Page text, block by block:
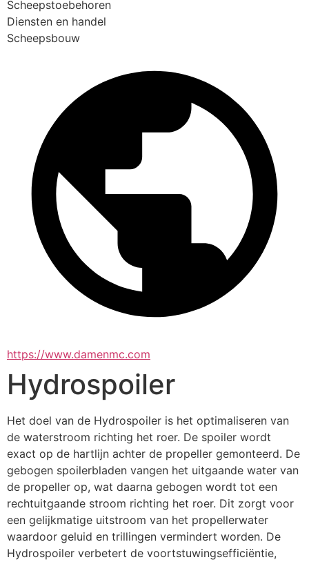
Scheepstoebehoren
Diensten en handel
Scheepsbouw
https://www.damenmc.com
Hydrospoiler
Het doel van de Hydrospoiler is het optimaliseren van
de waterstroom richting het roer. De spoiler wordt
exact op de hartlijn achter de propeller gemonteerd. De
gebogen spoilerbladen vangen het uitgaande water van
de propeller op, wat daarna gebogen wordt tot een
rechtuitgaande stroom richting het roer. Dit zorgt voor
een gelijkmatige uitstroom van het propellerwater
waardoor geluid en trillingen vermindert worden. De
Hydrospoiler verbetert de voortstuwingsefficiëntie,